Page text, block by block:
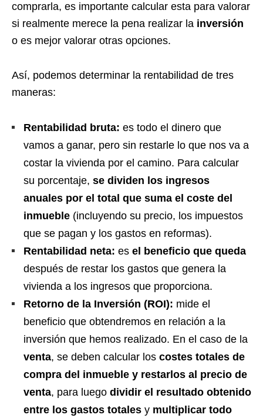
comprarla, es importante calcular esta para valorar
si realmente merece la pena realizar la inversión
o es mejor valorar otras opciones.
Así, podemos determinar la rentabilidad de tres
maneras:
Rentabilidad bruta: es todo el dinero que
vamos a ganar, pero sin restarle lo que nos va a
costar la vivienda por el camino. Para calcular
su porcentaje, se dividen los ingresos
anuales por el total que suma el coste del
inmueble (incluyendo su precio, los impuestos
que se pagan y los gastos en reformas).
Rentabilidad neta: es el beneficio que queda
después de restar los gastos que genera la
vivienda a los ingresos que proporciona.
Retorno de la Inversión (ROI): mide el
beneficio que obtendremos en relación a la
inversión que hemos realizado. En el caso de la
venta, se deben calcular los costes totales de
compra del inmueble y restarlos al precio de
venta, para luego dividir el resultado obtenido
entre los gastos totales y multiplicar todo